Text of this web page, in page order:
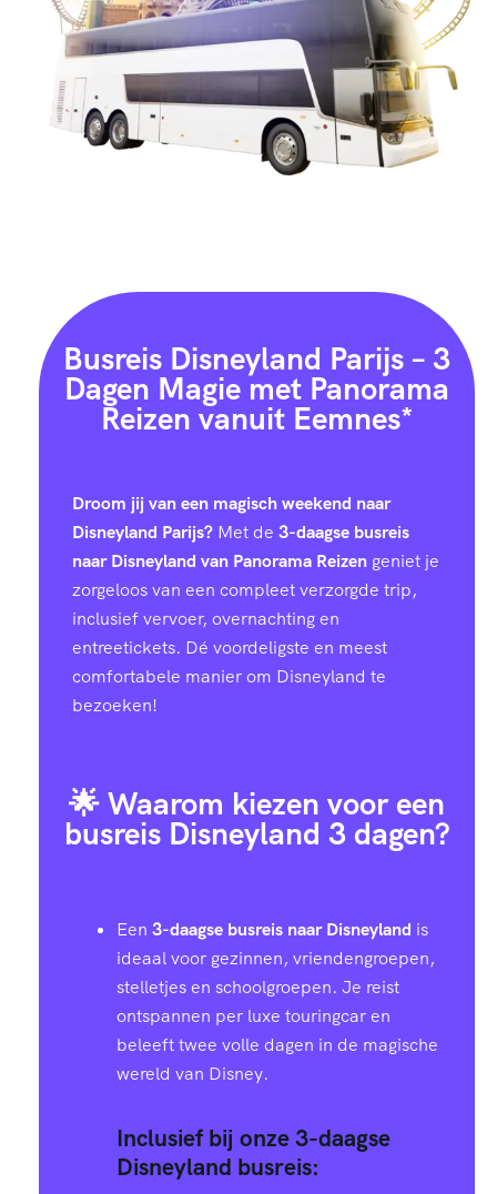
Busreis Disneyland Parijs – 3
Dagen Magie met Panorama
Reizen vanuit Eemnes*
Droom jij van een magisch weekend naar
Disneyland Parijs? Met de 3-daagse busreis
naar Disneyland van Panorama Reizen geniet je
zorgeloos van een compleet verzorgde trip,
inclusief vervoer, overnachting en
entreetickets. Dé voordeligste en meest
comfortabele manier om Disneyland te
bezoeken!
🌟 Waarom kiezen voor een
busreis Disneyland 3 dagen?
Een 3-daagse busreis naar Disneyland is
ideaal voor gezinnen, vriendengroepen,
stelletjes en schoolgroepen. Je reist
ontspannen per luxe touringcar en
beleeft twee volle dagen in de magische
wereld van Disney.
Inclusief bij onze 3-daagse
Disneyland busreis: